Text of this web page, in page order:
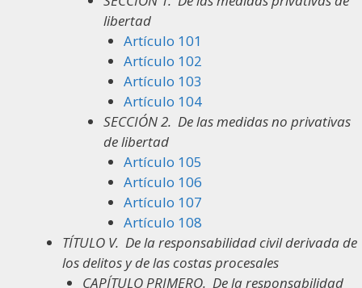
libertad
Artículo 101
Artículo 102
Artículo 103
Artículo 104
SECCIÓN 2. De las medidas no privativas
de libertad
Artículo 105
Artículo 106
Artículo 107
Artículo 108
TÍTULO V. De la responsabilidad civil derivada de
los delitos y de las costas procesales
CAPÍTULO PRIMERO. De la responsabilidad